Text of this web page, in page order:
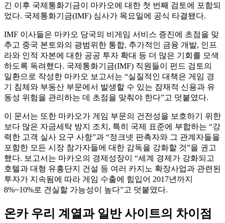
긴 이후 국제통화기금이 마카오에 대한 첫 번째 검토에 포함되
었다. 국제통화기금(IMF) 심사가 목요일에 공식 타결됐다.
IMF 이사들은 마카오 당국의 비게임 서비스 증진에 초점을 맞
추고 중국 본토와의 광범위한 통합, 추가적인 금융 개발, 인프
라와 인적 자본에 대한 공공 투자 확대 등 더 많은 기회를 모색
하도록 독려했다. 국제통화기금(IMF) 직원들이 펀드 검토의
일환으로 작성한 마카오 보고서는 “실질적인 대책은 게임 경
기 침체와 부동산 부문에서 발생할 수 있는 잠재적 신용과 유
동성 위험을 관리하는 데 초점을 맞춰야 한다”고 덧붙였다.
이 문서는 또한 마카오가 게임 부문의 건전성을 보호하기 위한
보다 많은 자금세탁 방지 조치, 특히 국제 표준에 부합하는 “강
력한 고객 실사 요구 사항”과 “정크넷 판촉자와 그 관계자들을
포함한 모든 시장 참가자들에 대한 감독을 강화할 것”을 권고
했다. 보고서는 마카오의 경제성장이 “세계 경제가 강화되고
호텔과 대형 유흥단지 건설 등 여러 카지노 확장사업과 관련된
투자가 지속됨에 따라 게임 수출에 힘입어 2017년까지
8%~10%로 견실할 가능성이 높다”고 덧붙였다.
온카 우리 계열과 일반 사이트의 차이점